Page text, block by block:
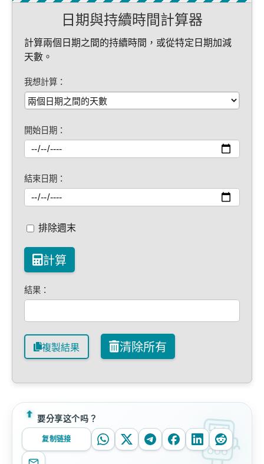
日期與持續時間計算器
計算兩個日期之間的持續時間，或從特定日期加減
天數。
我想計算：
開始日期：
結束日期：
排除週末
計算
結果：
複製結果 清除所有
要分享这个吗？
复制链接